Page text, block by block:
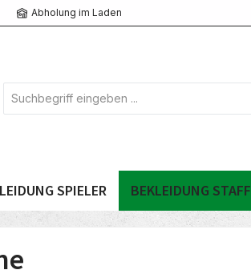
Abholung im Laden
SPIELER BEKLEIDUNG STAFF